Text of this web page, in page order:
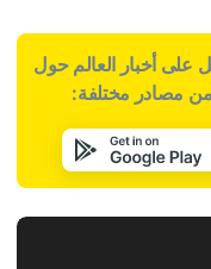
على أخبار العالم حول
من مصادر مختلفة: